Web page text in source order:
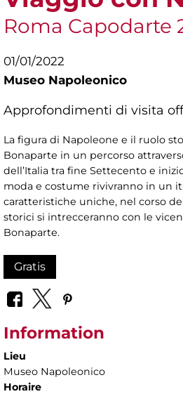
Roma Capodarte
01/01/2022
Museo Napoleonico
Approfondimenti di visita
La figura di Napoleone e il ruolo
Bonaparte in un percorso
dell’Italia tra fine Settecento e
moda e costume rivivranno in un
caratteristiche uniche, nel corso
storici si intrecceranno con le
Bonaparte.
Gratis
Information
Lieu
Museo Napoleonico
Horaire